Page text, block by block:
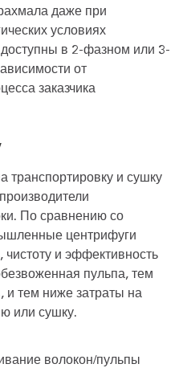
даже при
условиях
в 2-фазном или 3-
от
заказчика
транспортировку и сушку
По сравнению со
центрифуги
чистоту и эффективность
пульпа, тем
и тем ниже затраты на
или сушку.
волокон/пульпы